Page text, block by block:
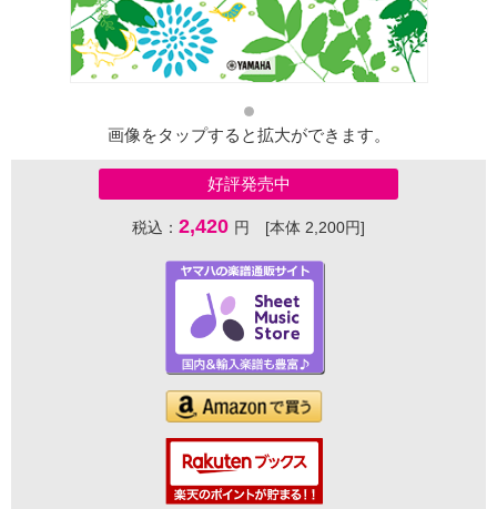
画像をタップすると拡大ができます。
好評発売中
税込： 2,420 円 [本体 2,200円]